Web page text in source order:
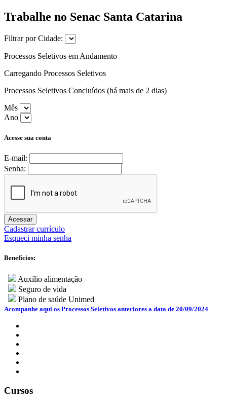
Trabalhe no Senac Santa Catarina
Filtrar por Cidade:
Processos Seletivos em Andamento
Carregando Processos Seletivos
Processos Seletivos Concluídos (há mais de 2 dias)
Mês
Ano
Acesse sua conta
E-mail:
Senha:
Acessar
Cadastrar currículo
Esqueci minha senha
Benefícios:
Auxílio alimentação
Seguro de vida
Plano de saúde Unimed
Acompanhe aqui os Processos Seletivos anteriores a data de 20/09/2024
Cursos